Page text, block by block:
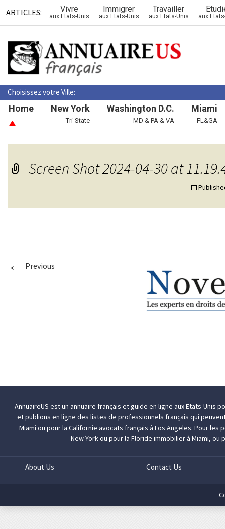
ARTICLES: Vivre
aux Etats-Unis
Immigrer
aux Etats-Unis
Travailler
aux Etats-Unis aux
Choisissez votre Ville:
Home New York
Tri-State
Washington D.C.
MD & PA & VA
Miami
FL&GA
Screen Shot 2024-04-30 at
← Previous
AnnuaireUS est un annuaire français et guide en ligne aux Etats-Unis
et publions en ligne des listes de professionnels français qui
Miami ou pour la Californieavocats français à Los Angeles. Pour les
New Yorkou pour la Florideimmobilier à Miami, ou
About Us Contact Us